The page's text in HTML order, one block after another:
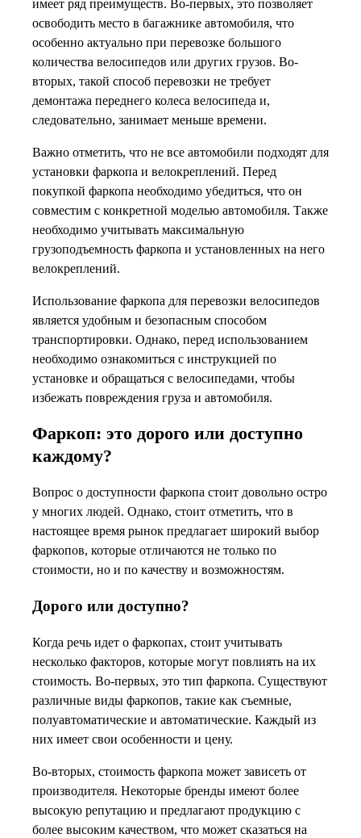
имеет ряд преимуществ. Во-первых, это позволяет
освободить место в багажнике автомобиля, что
особенно актуально при перевозке большого
количества велосипедов или других грузов. Во-
вторых, такой способ перевозки не требует
демонтажа переднего колеса велосипеда и,
следовательно, занимает меньше времени.
Важно отметить, что не все автомобили подходят для
установки фаркопа и велокреплений. Перед
покупкой фаркопа необходимо убедиться, что он
совместим с конкретной моделью автомобиля. Также
необходимо учитывать максимальную
грузоподъемность фаркопа и установленных на него
велокреплений.
Использование фаркопа для перевозки велосипедов
является удобным и безопасным способом
транспортировки. Однако, перед использованием
необходимо ознакомиться с инструкцией по
установке и обращаться с велосипедами, чтобы
избежать повреждения груза и автомобиля.
Фаркоп: это дорого или доступно
каждому?
Вопрос о доступности фаркопа стоит довольно остро
у многих людей. Однако, стоит отметить, что в
настоящее время рынок предлагает широкий выбор
фаркопов, которые отличаются не только по
стоимости, но и по качеству и возможностям.
Дорого или доступно?
Когда речь идет о фаркопах, стоит учитывать
несколько факторов, которые могут повлиять на их
стоимость. Во-первых, это тип фаркопа. Существуют
различные виды фаркопов, такие как съемные,
полуавтоматические и автоматические. Каждый из
них имеет свои особенности и цену.
Во-вторых, стоимость фаркопа может зависеть от
производителя. Некоторые бренды имеют более
высокую репутацию и предлагают продукцию с
более высоким качеством, что может сказаться на